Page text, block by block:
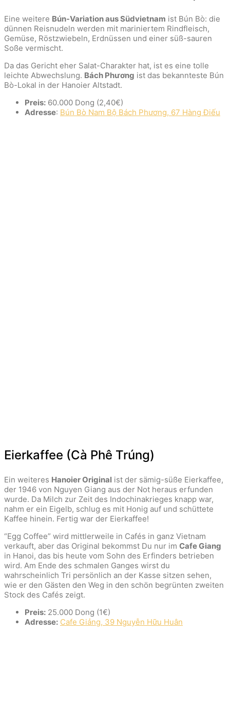
Eine weitere Bún-Variation aus Südvietnam ist Bún Bò: die
dünnen Reisnudeln werden mit mariniertem Rindfleisch,
Gemüse, Röstzwiebeln, Erdnüssen und einer süß-sauren
Soße vermischt.
Da das Gericht eher Salat-Charakter hat, ist es eine tolle
leichte Abwechslung. Bách Phương ist das bekannteste Bún
Bò-Lokal in der Hanoier Altstadt.
Preis: 60.000 Dong (2,40€)
Adresse: Bún Bò Nam Bộ Bách Phương, 67 Hàng Điếu
Eierkaffee (Cà Phê Trúng)
Ein weiteres Hanoier Original ist der sämig-süße Eierkaffee,
der 1946 von Nguyen Giang aus der Not heraus erfunden
wurde. Da Milch zur Zeit des Indochinakrieges knapp war,
nahm er ein Eigelb, schlug es mit Honig auf und schüttete
Kaffee hinein. Fertig war der Eierkaffee!
“Egg Coffee” wird mittlerweile in Cafés in ganz Vietnam
verkauft, aber das Original bekommst Du nur im Cafe Giang
in Hanoi, das bis heute vom Sohn des Erfinders betrieben
wird. Am Ende des schmalen Ganges wirst du
wahrscheinlich Tri persönlich an der Kasse sitzen sehen,
wie er den Gästen den Weg in den schön begrünten zweiten
Stock des Cafés zeigt.
Preis: 25.000 Dong (1€)
Adresse: Cafe Giảng, 39 Nguyễn Hữu Huân